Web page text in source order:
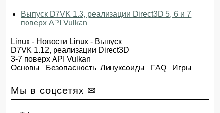
Выпуск D7VK 1.3, реализации Direct3D 5, 6 и 7
поверх API Vulkan
Linux - Новости Linux - Выпуск
D7VK 1.12, реализации Direct3D
3-7 поверх API Vulkan
Основы
Безопасность Линуксоиды FAQ Игры
Мы в соцсетях ✉